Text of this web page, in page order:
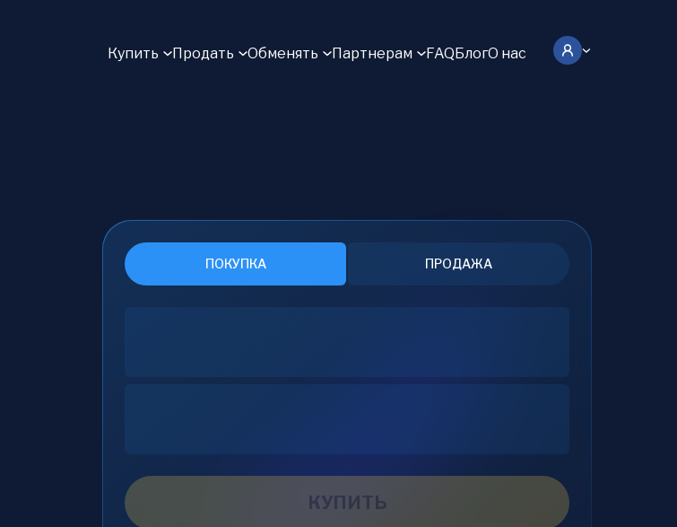
Купить Продать Обменять Партнерам FAQБлогО нас
ПОКУПКА ПРОДАЖА
КУПИТЬ